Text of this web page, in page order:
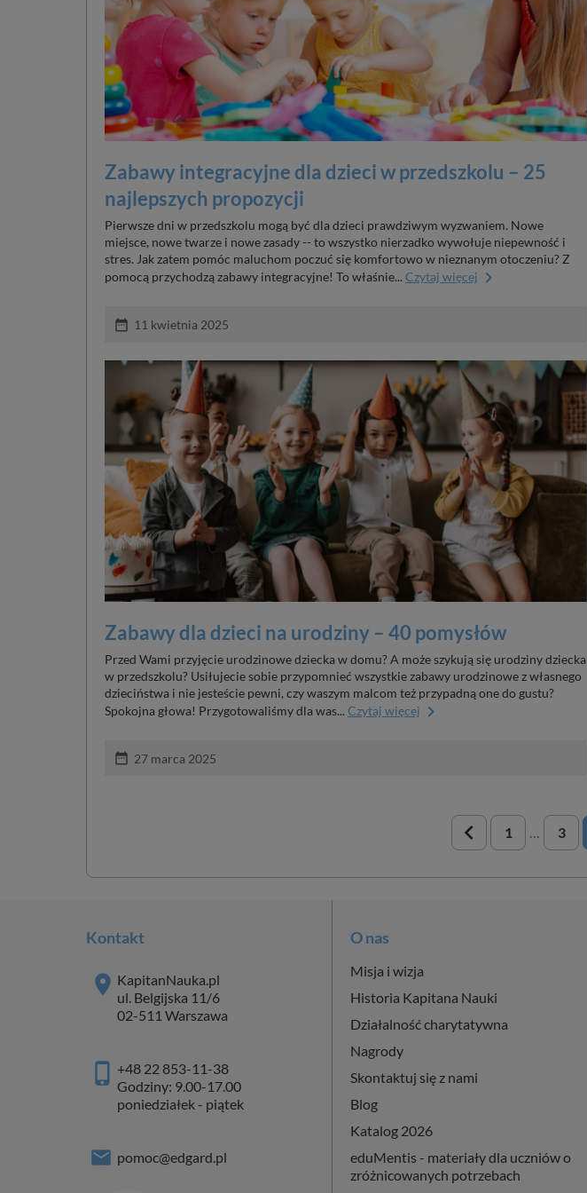
Zabawy integracyjne dla dzieci w przedszkolu – 25
najlepszych propozycji
Pierwsze dni w przedszkolu mogą być dla dzieci prawdziwym wyzwaniem. Nowe
miejsce, nowe twarze i nowe zasady -- to wszystko nierzadko wywołuje niepewność i
stres. Jak zatem pomóc maluchom poczuć się komfortowo w nieznanym otoczeniu? Z
pomocą przychodzą zabawy integracyjne! To właśnie... Czytaj więcej keyboard_arrow_right
date_range 11 kwietnia 2025
Zabawy dla dzieci na urodziny – 40 pomysłów
Przed Wami przyjęcie urodzinowe dziecka w domu? A może szykują się urodziny dziecka
w przedszkolu? Usiłujecie sobie przypomnieć wszystkie zabawy urodzinowe z własnego
dzieciństwa i nie jesteście pewni, czy waszym malcom też przypadną one do gustu?
Spokojna głowa! Przygotowaliśmy dla was... Czytaj więcej keyboard_arrow_right
date_range 27 marca 2025
navigate_before 1 … 3
Kontakt
KapitanNauka.pl
ul. Belgijska 11/6
02-511 Warszawa
+48 22 853-11-38
Godziny: 9.00-17.00
poniedziałek - piątek
pomoc@edgard.pl
O nas
Misja i wizja
Historia Kapitana Nauki
Działalność charytatywna
Nagrody
Skontaktuj się z nami
Blog
Katalog 2026
eduMentis - materiały dla uczniów o
zróżnicowanych potrzebach